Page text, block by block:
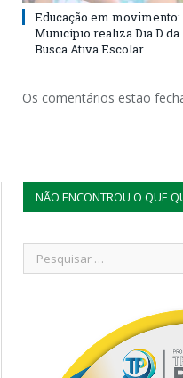
Educação em movimento:
Município realiza Dia D da
Busca Ativa Escolar
Os comentários estão
NÃO ENCONTROU O QUE